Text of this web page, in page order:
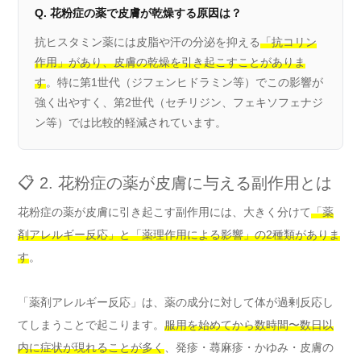
Q. 花粉症の薬で皮膚が乾燥する原因は？
抗ヒスタミン薬には皮脂や汗の分泌を抑える「抗コリン
作用」があり、皮膚の乾燥を引き起こすことがありま
す。特に第1世代（ジフェンヒドラミン等）でこの影響が
強く出やすく、第2世代（セチリジン、フェキソフェナジ
ン等）では比較的軽減されています。
📋 2. 花粉症の薬が皮膚に与える副作用とは
花粉症の薬が皮膚に引き起こす副作用には、大きく分けて「薬
剤アレルギー反応」と「薬理作用による影響」の2種類がありま
す。
「薬剤アレルギー反応」は、薬の成分に対して体が過剰反応し
てしまうことで起こります。 服用を始めてから数時間〜数日以
内に症状が現れることが多く、発疹・蕁麻疹・かゆみ・皮膚の